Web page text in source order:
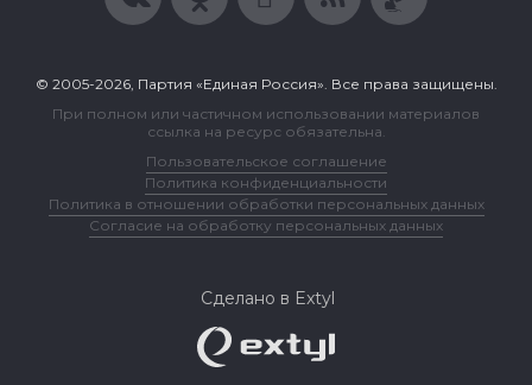
© 2005-2026, Партия «Единая Россия». Все права защищены.
При полном или частичном использовании материалов
ссылка на ресурс обязательна.
Пользовательское соглашение
Политика конфиденциальности
Политика в отношении обработки персональных данных
Согласие на обработку персональных данных
Сделано в Extyl